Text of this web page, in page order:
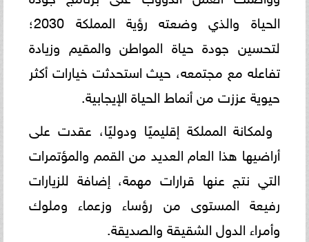
الحياة والذي وضعته رؤية المملكة 2030؛
لتحسين جودة حياة المواطن والمقيم وزيادة
تفاعله مع مجتمعه، حيث استحدثت خيارات أكثر
حيوية عززت من أنماط الحياة الإيجابية.
ولمكانة المملكة إقليميًا ودوليًا، عقدت على
أراضيها هذا العام العديد من القمم والمؤتمرات
التي نتج عنها قرارات مهمة، إضافة للزيارات
رفيعة المستوى من رؤساء وزعماء وملوك
وأمراء الدول الشقيقة والصديقة.